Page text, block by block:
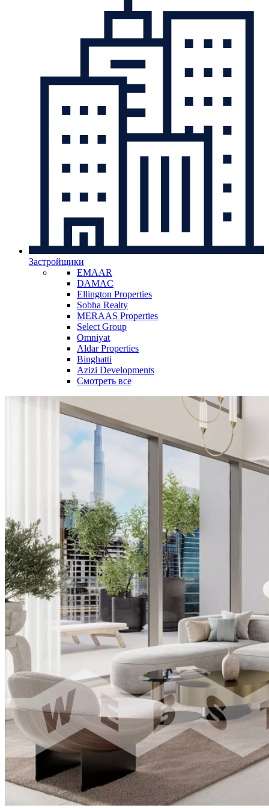
Застройщики
EMAAR
DAMAC
Ellington Properties
Sobha Realty
MERAAS Properties
Select Group
Omniyat
Aldar Properties
Binghatti
Azizi Developments
Смотреть все